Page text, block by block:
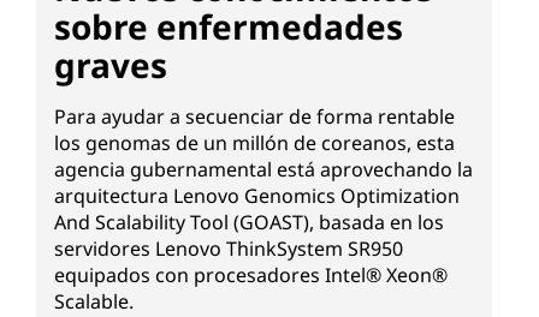
sobre enfermedades
graves
Para ayudar a secuenciar de forma rentable
los genomas de un millón de coreanos, esta
agencia gubernamental está aprovechando la
arquitectura Lenovo Genomics Optimization
And Scalability Tool (GOAST), basada en los
servidores Lenovo ThinkSystem SR950
equipados con procesadores Intel® Xeon®
Scalable.